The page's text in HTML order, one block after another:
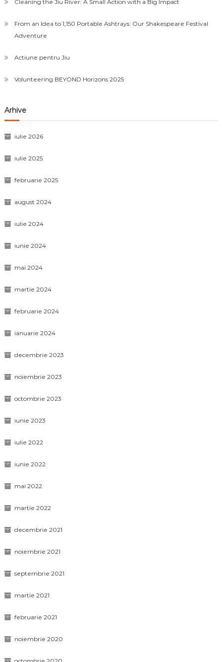
Cleaning the Jiu River: A Small Action with a Big Impact
From an Idea to 1,150 Portable Ashtrays: Our Shakespeare Festival
Adventure
Actiune pentru Jiu
Volunteering BEYOND Horizons 2025
Arhive
iulie 2026
iulie 2025
februarie 2025
august 2024
iulie 2024
iunie 2024
mai 2024
martie 2024
februarie 2024
ianuarie 2024
decembrie 2023
noiembrie 2023
octombrie 2023
iunie 2023
iulie 2022
iunie 2022
mai 2022
martie 2022
decembrie 2021
noiembrie 2021
septembrie 2021
martie 2021
februarie 2021
noiembrie 2020